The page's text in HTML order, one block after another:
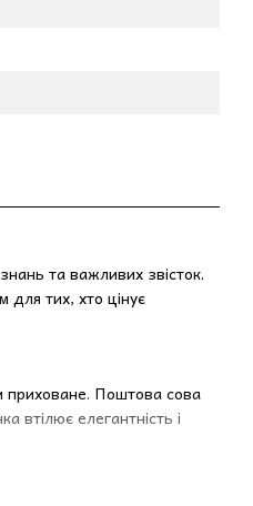
та важливих звісток.
тих, хто цінує
приховане. Поштова сова
втілює елегантність і